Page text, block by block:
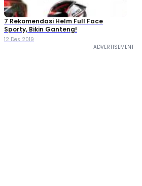
7 Rekomendasi Helm Full Face
Sporty, Bikin Ganteng!
12 Des 2019